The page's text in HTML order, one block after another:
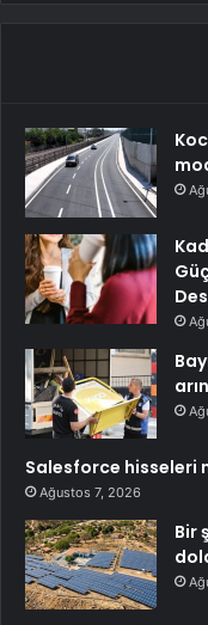
Salesforce hisseleri
Ağustos 7, 2026
Bir